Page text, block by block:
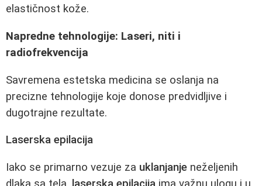
elastičnost kože.
Napredne tehnologije: Laseri, niti i
radiofrekvencija
Savremena estetska medicina se oslanja na
precizne tehnologije koje donose predvidljive i
dugotrajne rezultate.
Laserska epilacija
Iako se primarno vezuje za uklanjanje neželjenih